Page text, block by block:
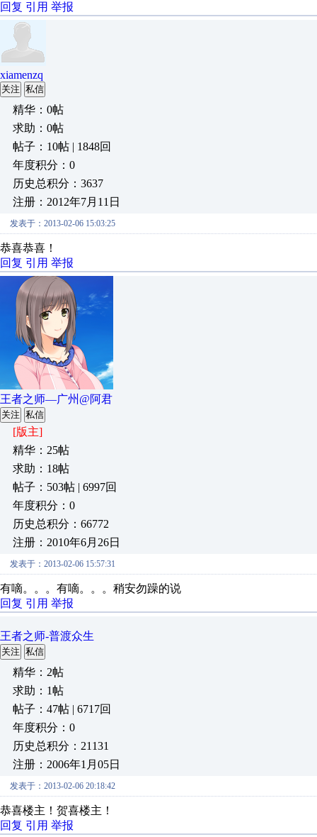
回复 引用 举报
xiamenzq
关注 私信
精华：0帖
求助：0帖
帖子：10帖 | 1848回
年度积分：0
历史总积分：3637
注册：2012年7月11日
发表于：2013-02-06 15:03:25
恭喜恭喜！
回复 引用 举报
王者之师—广州@阿君
关注 私信
[版主]
精华：25帖
求助：18帖
帖子：503帖 | 6997回
年度积分：0
历史总积分：66772
注册：2010年6月26日
发表于：2013-02-06 15:57:31
有嘀。。。有嘀。。。稍安勿躁的说
回复 引用 举报
王者之师-普渡众生
关注 私信
精华：2帖
求助：1帖
帖子：47帖 | 6717回
年度积分：0
历史总积分：21131
注册：2006年1月05日
发表于：2013-02-06 20:18:42
恭喜楼主！贺喜楼主！
回复 引用 举报